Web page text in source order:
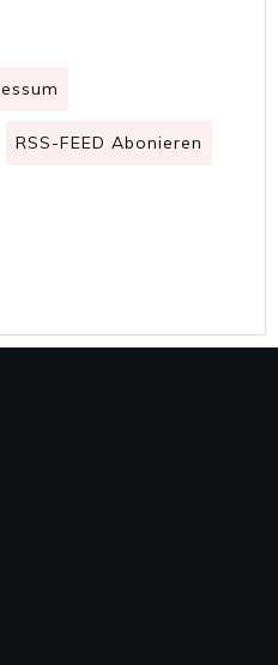
RSS-FEED Abonieren